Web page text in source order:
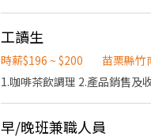
重量。 ．負責擺盤、打包外帶
工讀生
時薪$196 ~ $200
苗栗縣竹
1.咖啡茶飲調理 2.產品銷售及
早/晚班兼職人員